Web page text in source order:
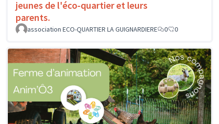
jeunes de l'éco-quartier et leurs
parents.
association ECO-QUARTIER LA GUIGNARDIERE 0 0